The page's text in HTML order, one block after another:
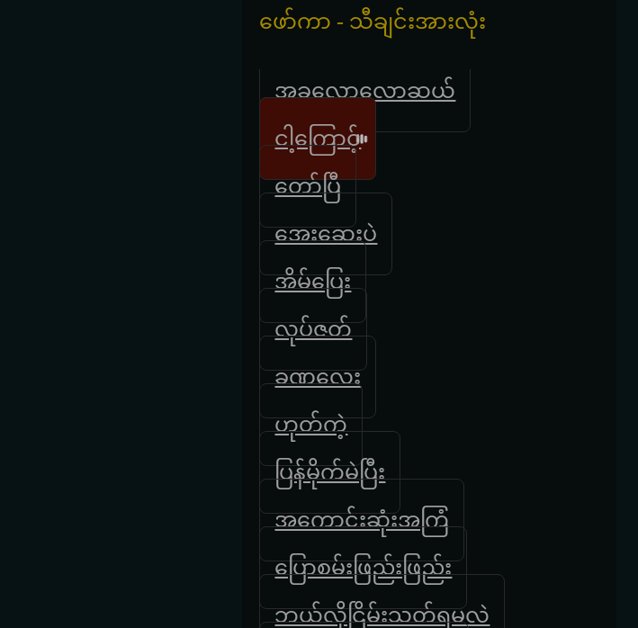
‌ဖော်ကာ - သီချင်းအားလုံး
အခု‌လောလောဆယ်
ငါ့ကြောင့်
တော်ပြီ
အေးဆေးပဲ
အိမ်ပြေး
လုပ်ဇတ်
ခဏလေး
ဟုတ်ကဲ့
ပြန်မိုက်မဲပြီး
အကောင်းဆုံးအကြံ
ပြောစမ်းဖြည်းဖြည်း
ဘယ်လိုငြိမ်းသတ်ရမလဲ